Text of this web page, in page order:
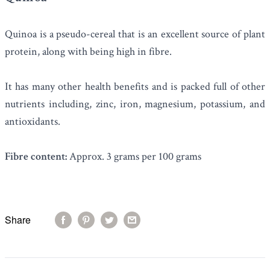
Quinoais a pseudo-cereal that is an excellent source of plant
protein, along with being high in fibre.
It has many other health benefits and is packed full of other
nutrients including, zinc, iron, magnesium, potassium, and
antioxidants.
Fibre content:Approx. 3 grams per 100 grams
Share